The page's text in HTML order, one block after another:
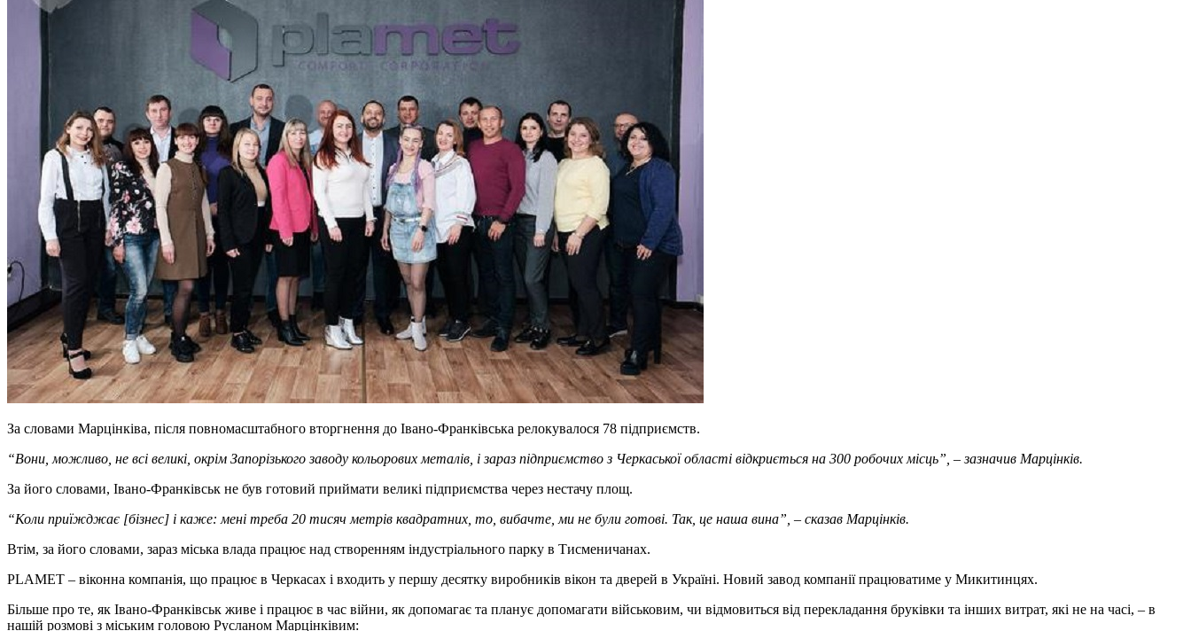
За словами Марцінківа, після повномасштабного вторгнення до Івано-Франківська релокувалося 78 підприємств.
“Вони, можливо, не всі великі, окрім Запорізького заводу кольорових металів, і зараз підприємство з Черкаської області відкриється на 300 робочих місць”, – зазначив Марцінків.
За його словами, Івано-Франківськ не був готовий приймати великі підприємства через нестачу площ.
“Коли приїжджає [бізнес] і каже: мені треба 20 тисяч метрів квадратних, то, вибачте, ми не були готові. Так, це наша вина”, – сказав Марцінків.
Втім, за його словами, зараз міська влада працює над створенням індустріального парку в Тисменичанах.
PLAMET – віконна компанія, що працює в Черкасах і входить у першу десятку виробників вікон та дверей в Україні. Новий завод компанії працюватиме у Микитинцях.
Більше про те, як Івано-Франківськ живе і працює в час війни, як допомагає та планує допомагати військовим, чи відмовиться від перекладання бруківки та інших витрат, які не на часі, – в
нашій розмові з міським головою Русланом Марцінківим: